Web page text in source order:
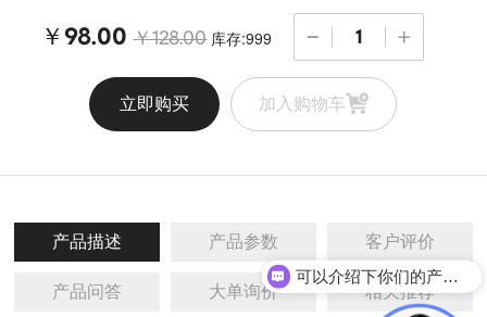
￥98.00 ￥128.00 库存:999
立即购买 加入购物车
产品描述 产品参数 客户评价
产品问答 大单询价 相关推荐
可以介绍下你们的产品么